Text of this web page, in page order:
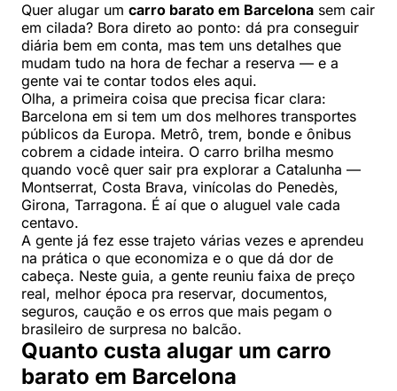
Quer alugar um carro barato em Barcelona sem cair
em cilada? Bora direto ao ponto: dá pra conseguir
diária bem em conta, mas tem uns detalhes que
mudam tudo na hora de fechar a reserva — e a
gente vai te contar todos eles aqui.
Olha, a primeira coisa que precisa ficar clara:
Barcelona em si tem um dos melhores transportes
públicos da Europa. Metrô, trem, bonde e ônibus
cobrem a cidade inteira. O carro brilha mesmo
quando você quer sair pra explorar a Catalunha —
Montserrat, Costa Brava, vinícolas do Penedès,
Girona, Tarragona. É aí que o aluguel vale cada
centavo.
A gente já fez esse trajeto várias vezes e aprendeu
na prática o que economiza e o que dá dor de
cabeça. Neste guia, a gente reuniu faixa de preço
real, melhor época pra reservar, documentos,
seguros, caução e os erros que mais pegam o
brasileiro de surpresa no balcão.
Quanto custa alugar um carro
barato em Barcelona